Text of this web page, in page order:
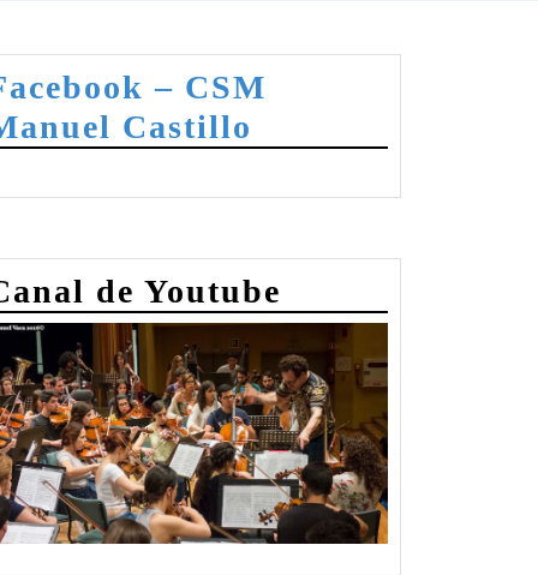
– CSM
Castillo
de Youtube